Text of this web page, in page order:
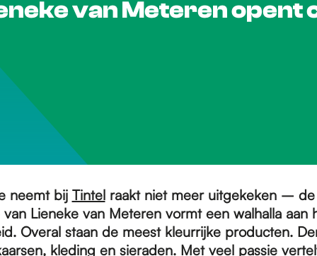
van Meteren
neemt bij Tintelraakt niet meer uitgekeken – de
Lieneke van Meteren vormt een walhalla aan
Overal staan de meest kleurrijke producten.
kleding en sieraden. Met veel passie